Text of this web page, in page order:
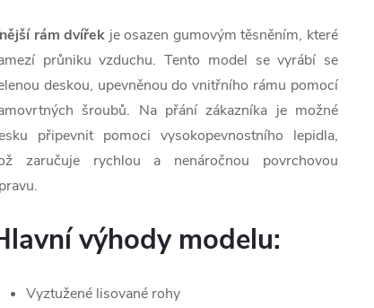
rám dvířek je osazen gumovým těsněním, které
průniku vzduchu. Tento model se vyrábí se
deskou, upevněnou do vnitřního rámu pomocí
šroubů. Na přání zákazníka je možné
připevnit pomoci vysokopevnostního lepidla,
zaručuje rychlou a nenáročnou povrchovou
výhody modelu:
Vyztužené lisované rohy